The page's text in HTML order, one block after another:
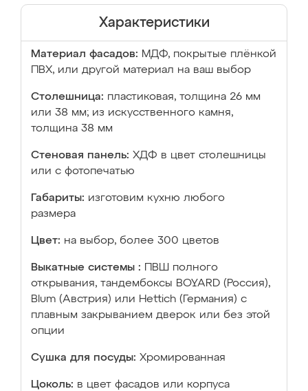
Характеристики
Материал фасадов: МДФ, покрытые плёнкой
ПВХ, или другой материал на ваш выбор
Столешница: пластиковая, толщина 26 мм
или 38 мм; из искусственного камня,
толщина 38 мм
Стеновая панель: ХДФ в цвет столешницы
или с фотопечатью
Габариты: изготовим кухню любого
размера
Цвет: на выбор, более 300 цветов
Выкатные системы :
ПВШ полного
открывания, тандембоксы BOYARD (Россия),
Blum (Австрия) или Hettich (Германия) с
плавным закрыванием дверок или без этой
опции
Сушка для посуды: Хромированная
Цоколь: в цвет фасадов или корпуса